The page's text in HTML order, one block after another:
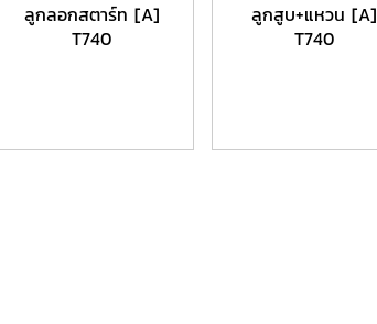
ลูกลอกสตาร์ท [A]
T740
ลูกสูบ+แหวน [A]
T740